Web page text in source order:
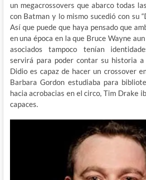
un megacrossovers que abarco todas
con Batman y lo mismo sucedió con su
Así que puede que haya pensado que
en una época en la que Bruce Wayne
asociados tampoco tenían
servirá para poder contar su historia a
Didio es capaz de hacer un crossover
Barbara Gordon estudiaba para
hacia acrobacias en el circo, Tim Drake
capaces.